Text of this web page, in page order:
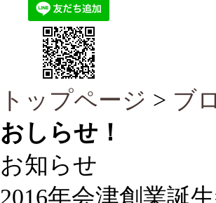
トップページ > ブ
おしらせ！
お知らせ
2016年会津創業誕